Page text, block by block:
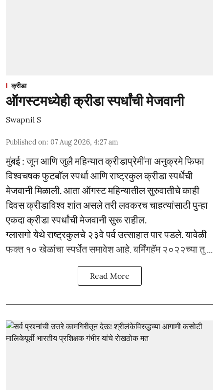
क्रीडा
ऑगस्टमध्येही क्रीडा स्पर्धांची मेजवानी
Swapnil S
Published on: 07 Aug 2026, 4:27 am
मुंबई : जून आणि जुलै महिन्यात क्रीडाप्रेमींना अनुक्रमे फिफा
विश्वचषक फुटबॉल स्पर्धा आणि राष्ट्रकुल क्रीडा स्पर्धेची
मेजवानी मिळाली. आता ऑगस्ट महिन्यातील सुरुवातीचे काही
दिवस क्रीडाविश्व शांत असले तरी लवकरच चाहत्यांसाठी पुन्हा
एकदा क्रीडा स्पर्धांची मेजवानी सुरू राहील.
ग्लासगो येथे राष्ट्रकुलचे २३वे पर्व उत्साहात पार पडले. यावेळी
फक्त १० खेळांचा स्पर्धेत समावेश आहे. बर्मिंगहॅम २०२२च्या तु ...
Read More